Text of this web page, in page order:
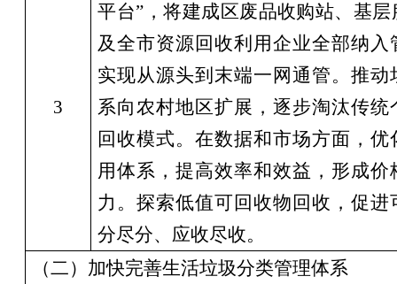
3
平台” ，将建成区废品收购站、基
及全市资源回收利用企业全部纳入
实现从源头到末端一网通管。推动
系向农村地区扩展，逐步淘汰传统
回收模式。在数据和市场方面，优
用体系，提高效率和效益，形成价
力。探索低值可回收物 回收， 促进
分尽分、应收尽收。
（二）加快完善生活垃圾分类管理体系